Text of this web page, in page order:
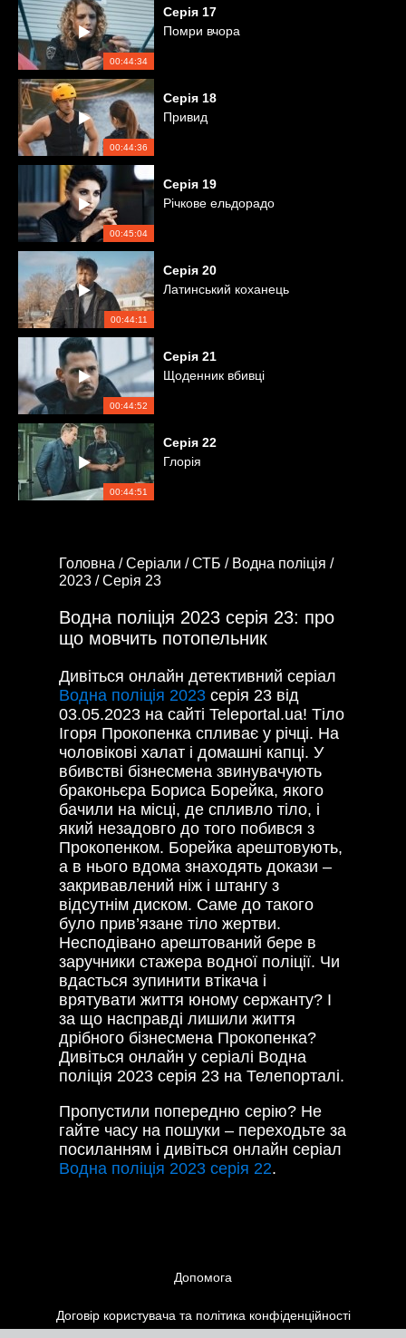
00:44:34
Серія 17
Помри вчора
00:44:36
Серія 18
Привид
00:45:04
Серія 19
Річкове ельдорадо
00:44:11
Серія 20
Латинський коханець
00:44:52
Серія 21
Щоденник вбивці
00:44:51
Серія 22
Глорія
Головна /Серіали /СТБ / Водна поліція /
2023 /Серія 23
Водна поліція 2023 серія 23: про
що мовчить потопельник
Дивіться онлайн детективний серіал
Водна поліція 2023 серія 23 від
03.05.2023 на сайті Teleportal.ua! Тіло
Ігоря Прокопенка спливає у річці. На
чоловікові халат і домашні капці. У
вбивстві бізнесмена звинувачують
браконьєра Бориса Борейка, якого
бачили на місці, де спливло тіло, і
який незадовго до того побився з
Прокопенком. Борейка арештовують,
а в нього вдома знаходять докази –
закривавлений ніж і штангу з
відсутнім диском. Саме до такого
було прив’язане тіло жертви.
Несподівано арештований бере в
заручники стажера водної поліції. Чи
вдасться зупинити втікача і
врятувати життя юному сержанту? І
за що насправді лишили життя
дрібного бізнесмена Прокопенка?
Дивіться онлайн у серіалі Водна
поліція 2023 серія 23 на Телепорталі.
Пропустили попередню серію? Не
гайте часу на пошуки – переходьте за
посиланням і дивіться онлайн серіал
Водна поліція 2023 серія 22.
Допомога
Договір користувача та політика конфіденційності